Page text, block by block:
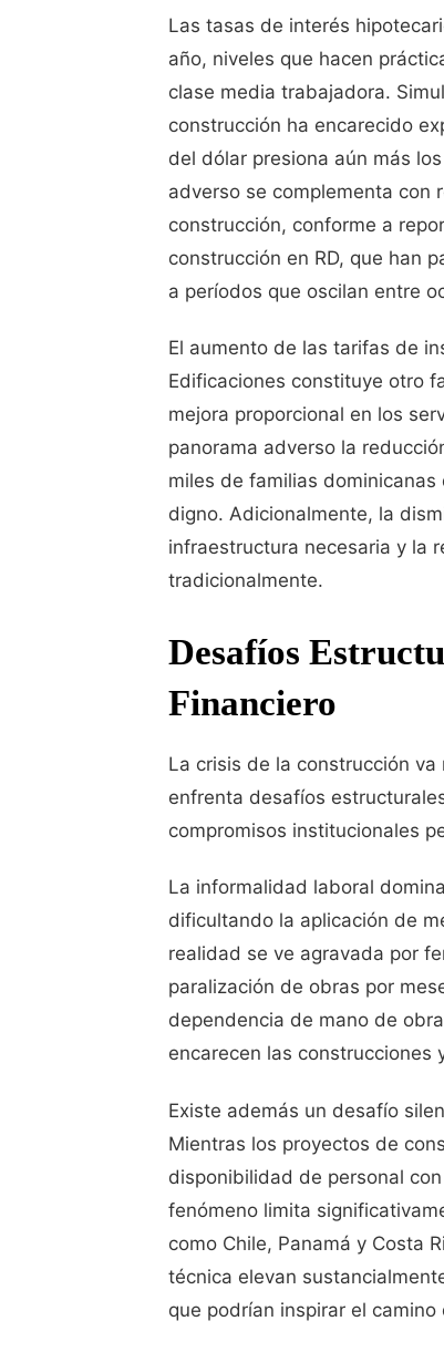
Las tasas de interés
año, niveles que hacen
clase media trabajadora.
construcción ha encarecido
del dólar presiona aún más
adverso se complementa con
construcción, conforme a
construcción en RD, que han
a períodos que oscilan entre
El aumento de las tarifas de
Edificaciones constituye otro
mejora proporcional en los
panorama adverso la
miles de familias
digno. Adicionalmente, la
infraestructura necesaria y la
tradicionalmente.
Desafíos
Financiero
La crisis de la construcción
enfrenta desafíos
compromisos institucionales
La informalidad laboral
dificultando la aplicación de
realidad se ve agravada por
paralización de obras por
dependencia de mano de
encarecen las construcciones
Existe además un desafío
Mientras los proyectos de
disponibilidad de personal
fenómeno limita
como Chile, Panamá y Costa
técnica elevan
que podrían inspirar el